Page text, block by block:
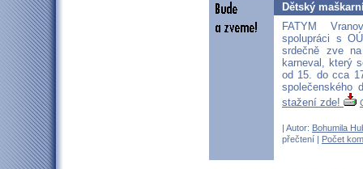
Dětský
FATYM
spolupráci s
srdečně zve
karneval, který
od 15. do cca
společenského
stažení zde!
| Autor: Bohumila
přečtení | Počet